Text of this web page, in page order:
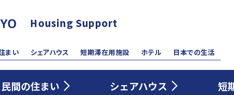
Housing Support
まい シェアハウス 短期滞在用施設 ホテル 日本での生活
民間の住まい シェアハウス 短